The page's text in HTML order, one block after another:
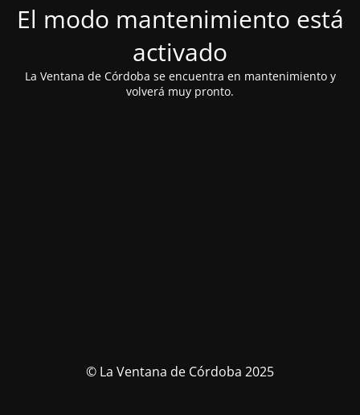
El modo mantenimiento está
activado
La Ventana de Córdoba se encuentra en mantenimiento y
volverá muy pronto.
© La Ventana de Córdoba 2025